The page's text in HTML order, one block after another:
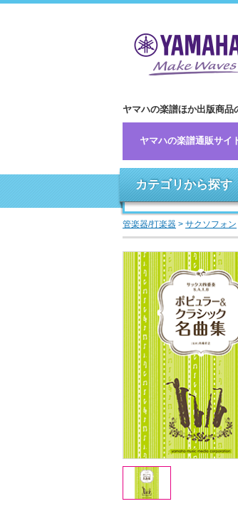
ヤマハの楽譜ほか出版商品
ヤマハの楽譜通販サイ
カテゴリから探す
管楽器/打楽器 > サクソフォン